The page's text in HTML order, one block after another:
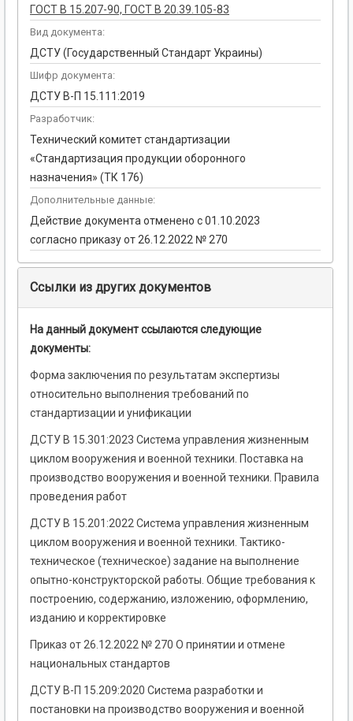
ГОСТ В 15.207-90, ГОСТ В 20.39.105-83
Вид документа:
ДСТУ (Государственный Стандарт Украины)
Шифр документа:
ДСТУ В-П 15.111:2019
Разработчик:
Технический комитет стандартизации
«Стандартизация продукции оборонного
назначения» (ТК 176)
Дополнительные данные:
Действие документа отменено с 01.10.2023
согласно приказу от 26.12.2022 № 270
Ссылки из других документов
На данный документ ссылаются следующие
документы:
Форма заключения по результатам экспертизы
относительно выполнения требований по
стандартизации и унификации
ДСТУ В 15.301:2023 Система управления жизненным
циклом вооружения и военной техники. Поставка на
производство вооружения и военной техники. Правила
проведения работ
ДСТУ В 15.201:2022 Система управления жизненным
циклом вооружения и военной техники. Тактико-
техническое (техническое) задание на выполнение
опытно-конструкторской работы. Общие требования к
построению, содержанию, изложению, оформлению,
изданию и корректировке
Приказ от 26.12.2022 № 270 О принятии и отмене
национальных стандартов
ДСТУ В-П 15.209:2020 Система разработки и
постановки на производство вооружения и военной